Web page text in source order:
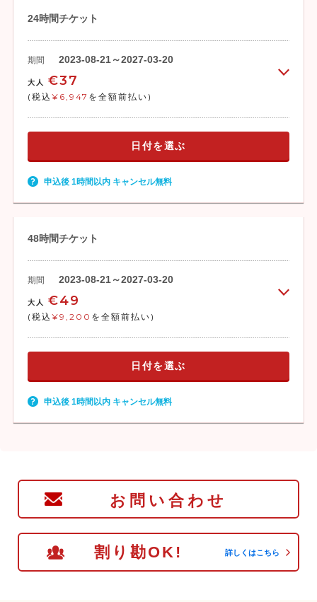
24時間チケット
期間 2023-08-21～2027-03-20
大人 €37
(税込 ¥6,947 を全額前払い)
日付を選ぶ
申込後 1時間以内 キャンセル無料
48時間チケット
期間 2023-08-21～2027-03-20
大人 €49
(税込 ¥9,200 を全額前払い)
日付を選ぶ
申込後 1時間以内 キャンセル無料
お問い合わせ
割り勘OK! 詳しくはこちら